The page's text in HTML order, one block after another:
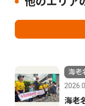
海老
海老